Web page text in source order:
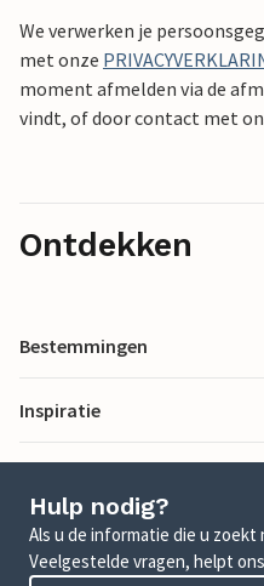
We verwerken je
met onze
moment afmelden via de
vindt, of door contact met
Ontdekken
Bestemmingen
Inspiratie
Hulp nodig?
Als u de informatie die u
Veelgestelde vragen, helpt